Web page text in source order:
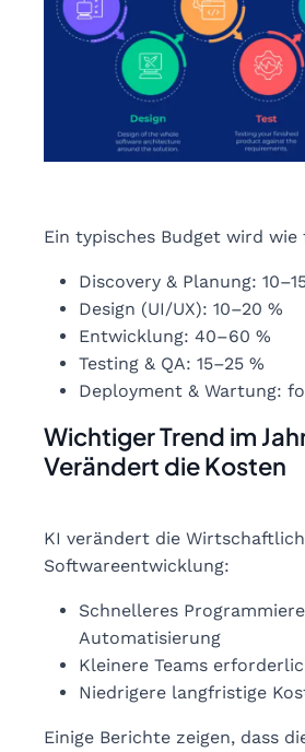
Ein typisches Budget wird
Discovery & Planung:
Design (UI/UX): 10–20 %
Entwicklung: 40–60 %
Testing & QA: 15–25 %
Deployment & Wartung:
Wichtiger Trend im
Verändert die Kosten
KI verändert die
Softwareentwicklung:
Schnelleres
Automatisierung
Kleinere Teams
Niedrigere langfristige
Einige Berichte zeigen, dass